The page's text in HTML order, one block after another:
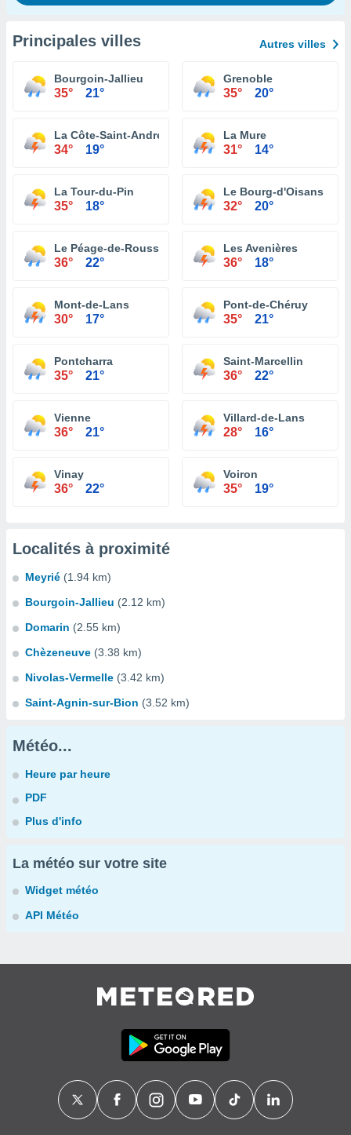
Principales villes Autres villes
Bourgoin-Jallieu
35° 21°
Grenoble
35° 20°
La Côte-Saint-André
34° 19°
La Mure
31° 14°
La Tour-du-Pin
35° 18°
Le Bourg-d'Oisans
32° 20°
Le Péage-de-Roussillon
36° 22°
Les Avenières
36° 18°
Mont-de-Lans
30° 17°
Pont-de-Chéruy
35° 21°
Pontcharra
35° 21°
Saint-Marcellin
36° 22°
Vienne
36° 21°
Villard-de-Lans
28° 16°
Vinay
36° 22°
Voiron
35° 19°
Localités à proximité
Meyrié (1.94 km)
Bourgoin-Jallieu (2.12 km)
Domarin (2.55 km)
Chèzeneuve (3.38 km)
Nivolas-Vermelle (3.42 km)
Saint-Agnin-sur-Bion (3.52 km)
Météo...
Heure par heure
PDF
Plus d'info
La météo sur votre site
Widget météo
API Météo